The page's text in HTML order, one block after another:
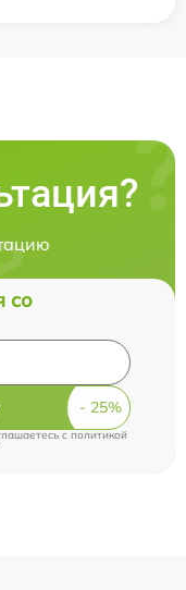
со
cполитикой